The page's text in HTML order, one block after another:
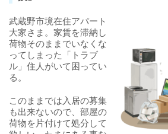
武蔵野市境在住アパート
大家さま。家賃を滞納し
荷物そのままでいなくな
ってしまった「トラブ
ル」住人がいて困ってい
る。
このままでは入居の募集
も出来ないので、部屋の
荷物を片付けて処分して